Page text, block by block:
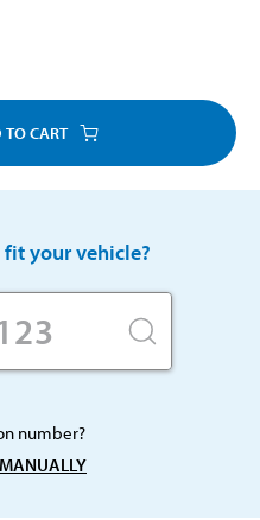
CART
your vehicle?
number?